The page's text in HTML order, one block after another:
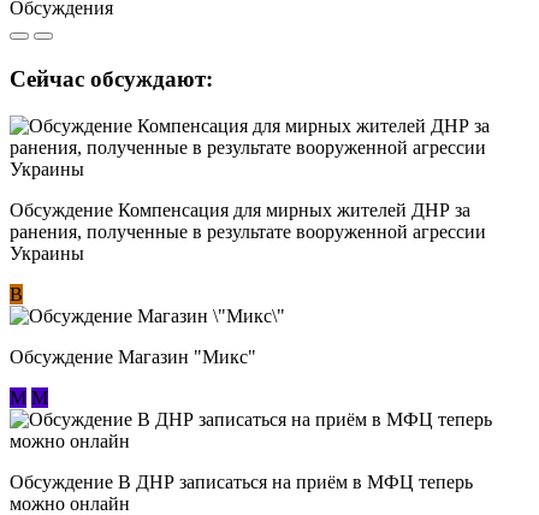
Обсуждения
Сейчас обсуждают:
Обсуждение Компенсация для мирных жителей ДНР за
ранения, полученные в результате вооруженной агрессии
Украины
В
Обсуждение Магазин "Микс"
М М
Обсуждение В ДНР записаться на приём в МФЦ теперь
можно онлайн